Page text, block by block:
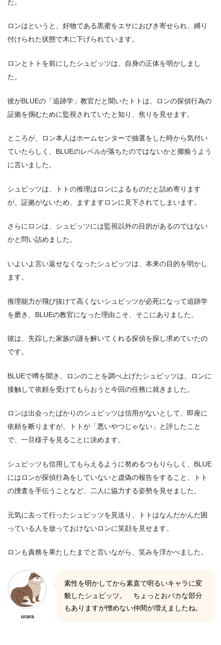
た。
ロンはというと、好物である黒蜜をエサにおびき寄せられ、縛り
付けられた状態で木に下げられています。
ロンとトトを前にしたシュピッツは、自身の正体を明かしまし
た。
彼がBLUEの「追跡学」教官だと聞いたトトは、ロンの探偵行為の
証拠を掴むために監視されていたと知り、焦りを見せます。
ところが、ロン本人はホームセンターで抽選をした時から気付い
ていたらしく、BLUEのレベルが落ちたのではないかと揶揄うよう
に言いました。
シュピッツは、トトの推理はロンによるものだと詰め寄ります
が、証拠がないため、ますますロンに見下されてしまいます。
さらにロンは、シュピッツには監視以外の目的があるのではない
かと問い詰めました。
いよいよ言い返せなくなったシュピッツは、本来の目的を明かし
ます。
推理能力が飛び抜けて高くないシュピッツが必死になって追跡学
を磨き、BLUEの教官になった理由こそ、そこにありました。
彼は、失踪した家族の謎を解いてくれる探偵を探し求めていたの
です。
BLUEで噂を聞き、ロンのことを調べ上げたシュピッツは、ロンに
接触して依頼を受けてもらおうと今回の任務に就きました。
ロンは出会ったばかりのシュピッツは信用がないとして、即座に
依頼を断りますが、トトが「悪いやつじゃない」と評したこと
で、一旦様子を見ることに決めます。
シュピッツも信用してもらえるように努めるつもりらしく、BLUE
にはロンが探偵行為をしていないと虚偽の報告をすること、トト
の捜査を手伝うことなど、二人に協力する姿勢を見せました。
元気に去って行ったシュピッツを見送り、トトはなんだかんだ困
っている人を放っておけないロンに笑顔を見せます。
ロンも責務を果たしたまでと言いながら、笑みを浮かべました。
urara
素性を明かしてから素直で明るいキャラに変
貌したシュピッツ。 ちょっとおバカな部分
もありますが憎めない仲間が増えましたね。